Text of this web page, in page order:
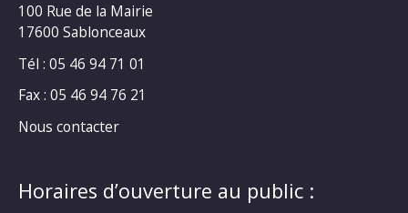
100 Rue de la Mairie
17600 Sablonceaux
Tél : 05 46 94 71 01
Fax : 05 46 94 76 21
Nous contacter
Horaires d’ouverture au public :